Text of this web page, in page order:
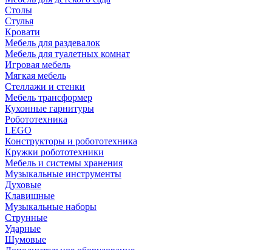
Столы
Cтулья
Кровати
Мебель для раздевалок
Мебель для туалетных комнат
Игровая мебель
Мягкая мебель
Стеллажи и стенки
Мебель трансформер
Кухонные гарнитуры
Робототехника
LEGO
Конструкторы и робототехника
Кружки робототехники
Мебель и системы хранения
Музыкальные инструменты
Духовые
Клавишные
Музыкальные наборы
Струнные
Ударные
Шумовые